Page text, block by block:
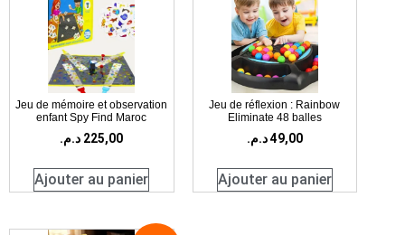
Jeu de mémoire et observation
enfant Spy Find Maroc
225,00 د.م.
Ajouter au panier
Jeu de réflexion : Rainbow
Eliminate 48 balles
49,00د.م.
Ajouter au panier